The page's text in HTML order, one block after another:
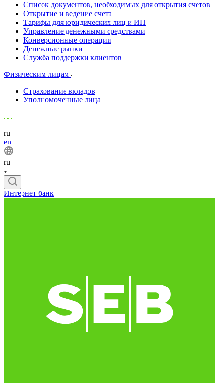
Список документов, необходимых для открытия счетов
Открытие и ведение счета
Тарифы для юридических лиц и ИП
Управление денежными средствами
Конверсионные операции
Денежные рынки
Служба поддержки клиентов
Физическим лицам
Страхование вкладов
Уполномоченные лица
ru
en
ru
Интернет банк